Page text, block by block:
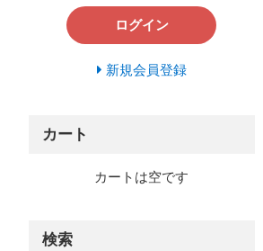
ログイン
新規会員登録
カート
カートは空です
検索